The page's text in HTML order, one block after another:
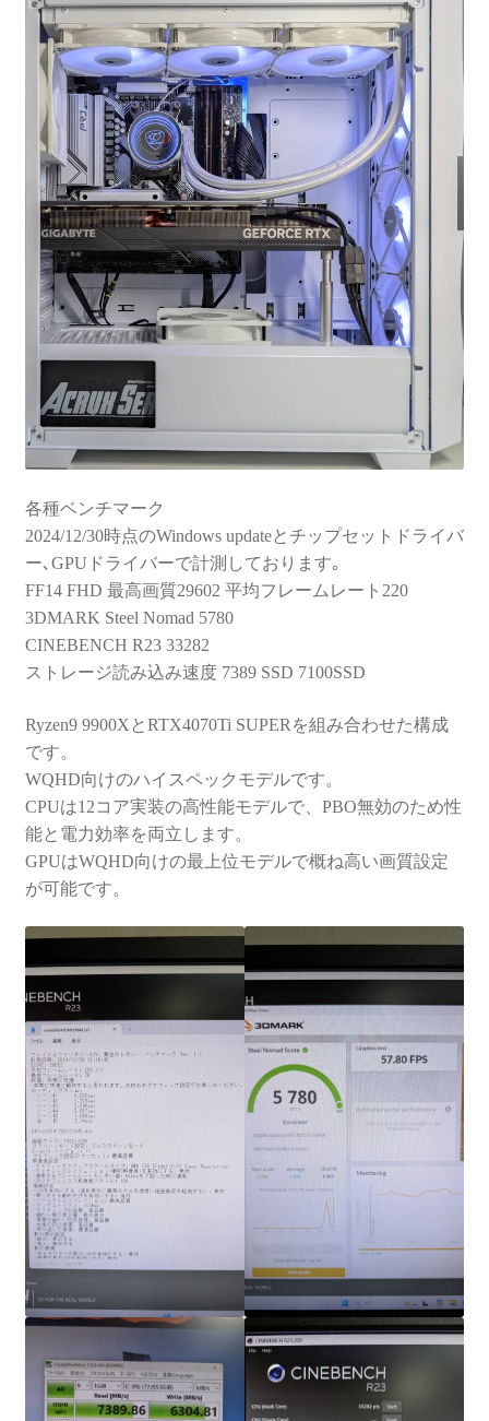
各種ベンチマーク
2024/12/30時点のWindows updateとチップセットドライバ
ー､GPUドライバーで計測しております｡
FF14 FHD 最高画質29602 平均フレームレート220
3DMARK Steel Nomad 5780
CINEBENCH R23 33282
ストレージ読み込み速度 7389 SSD 7100SSD
Ryzen9 9900XとRTX4070Ti SUPERを組み合わせた構成
です。
WQHD向けのハイスペックモデルです。
CPUは12コア実装の高性能モデルで、PBO無効のため性
能と電力効率を両立します。
GPUはWQHD向けの最上位モデルで概ね高い画質設定
が可能です。